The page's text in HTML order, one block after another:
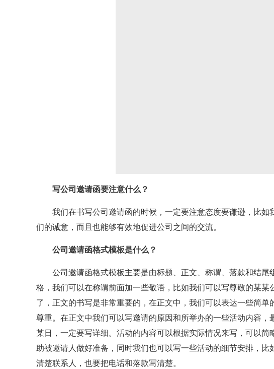
写公司邀请函要注意什么？
我们在书写公司邀请函的时候，一定要注意态度要谦逊，比如
们的诚意，而且也能够有效地促进公司之间的交流。
公司邀请函格式模板是什么？
公司邀请函格式模板主要是由标题、正文、称谓、落款和结尾
格，我们可以在称谓前面加一些敬语，比如我们可以写尊敬的某
了，正文的书写是非常重要的，在正文中，我们可以表达一些简
尊重。在正文中我们可以写邀请的原因和所举办的一些活动内容
某日，一定要写详细。活动的内容可以根据实际情况来写，可以
助被邀请人做好准备，同时我们也可以写一些活动的细节安排，
清楚联系人，也要把电话和落款写清楚。